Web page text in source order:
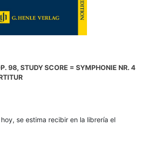
98, STUDY SCORE = SYMPHONIE NR. 4
se estima recibir en la librería el